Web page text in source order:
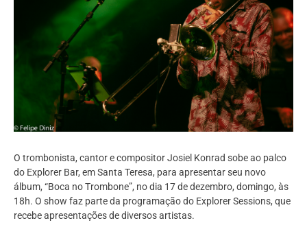
O trombonista, cantor e compositor Josiel Konrad sobe ao palco
do Explorer Bar, em Santa Teresa, para apresentar seu novo
álbum, “Boca no Trombone”, no dia 17 de dezembro, domingo, às
18h. O show faz parte da programação do Explorer Sessions, que
recebe apresentações de diversos artistas.